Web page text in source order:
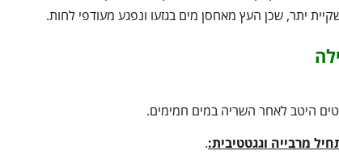
יתר, שכן העץ מאחסן מים בגזעו ונפגע מעודפי לחות.
היטב לאחר השריה במים חמימים.
מרבייה וגגטטיבית:.